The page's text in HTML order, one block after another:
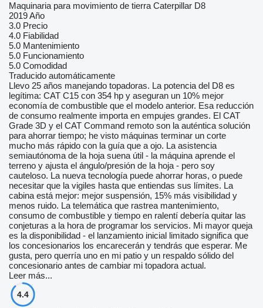
Maquinaria para movimiento de tierra Caterpillar D8
2019 Año
3.0 Precio
4.0 Fiabilidad
5.0 Mantenimiento
5.0 Funcionamiento
5.0 Comodidad
Traducido automáticamente
Llevo 25 años manejando topadoras. La potencia del D8 es
legítima: CAT C15 con 354 hp y aseguran un 10% mejor
economía de combustible que el modelo anterior. Esa reducción
de consumo realmente importa en empujes grandes. El CAT
Grade 3D y el CAT Command remoto son la auténtica solución
para ahorrar tiempo; he visto máquinas terminar un corte
mucho más rápido con la guía que a ojo. La asistencia
semiautónoma de la hoja suena útil - la máquina aprende el
terreno y ajusta el ángulo/presión de la hoja - pero soy
cauteloso. La nueva tecnología puede ahorrar horas, o puede
necesitar que la vigiles hasta que entiendas sus límites. La
cabina está mejor: mejor suspensión, 15% más visibilidad y
menos ruido. La telemática que rastrea mantenimiento,
consumo de combustible y tiempo en ralentí debería quitar las
conjeturas a la hora de programar los servicios. Mi mayor queja
es la disponibilidad - el lanzamiento inicial limitado significa que
los concesionarios los encarecerán y tendrás que esperar. Me
gusta, pero querría uno en mi patio y un respaldo sólido del
concesionario antes de cambiar mi topadora actual.
Leer más...
4.4